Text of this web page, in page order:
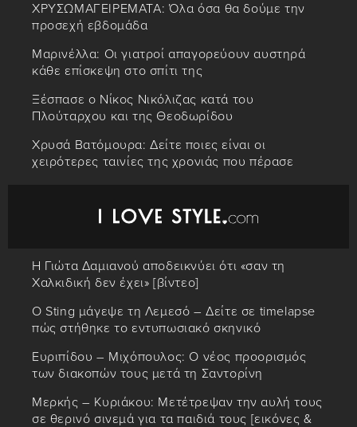
ΧΡΥΣΩΜΑΓΕΙΡΕΜΑΤΑ: Όλα όσα θα δούμε την
προσεχή εβδομάδα
Μαρινέλλα: Οι γιατροί απαγορεύουν αυστηρά
κάθε επίσκεψη στο σπίτι της
Ξέσπασε ο Νίκος Νικόλιζας κατά του
Πλούταρχου και της Θεοδωρίδου
Χρυσά Βατόμουρα: Δείτε ποιες είναι οι
χειρότερες ταινίες της χρονιάς που πέρασε
Η Γιώτα Δαμιανού αποδεικνύει ότι «σαν τη
Χαλκιδική δεν έχει» [βίντεο]
Ο Sting μάγεψε τη Λεμεσό – Δείτε σε timelapse
πώς στήθηκε το εντυπωσιακό σκηνικό
Ευριπίδου – Μιχόπουλος: Ο νέος προορισμός
των διακοπών τους μετά τη Σαντορίνη
Μερκής – Κυριάκου: Μετέτρεψαν την αυλή τους
σε θερινό σινεμά για τα παιδιά τους [εικόνες &